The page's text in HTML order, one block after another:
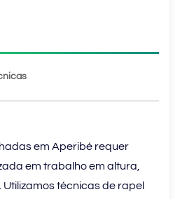
em Aperibé requer
em trabalho em altura,
técnicas de rapel